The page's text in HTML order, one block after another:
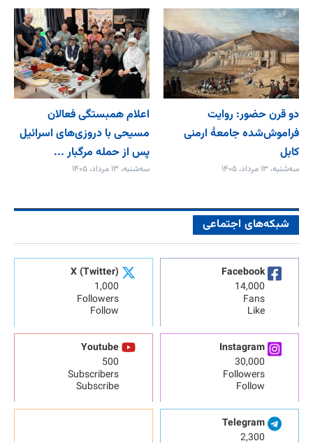
دو قرن حضور: روایت
فراموش‌شده جامعۀ ارمنی
کابل
سه‌شنبه، ۱۳ مرداد، ۱۴۰۵
اعلام همبستگی فعالان
مسیحی با دروزی‌های اسرائیل
پس از حمله مرگبار ...
سه‌شنبه، ۱۳ مرداد، ۱۴۰۵
شبکه‌های اجتماعی
Facebook
14,000
Fans
Like
X (Twitter)
1,000
Followers
Follow
Instagram
30,000
Followers
Follow
Youtube
500
Subscribers
Subscribe
Telegram
2,300